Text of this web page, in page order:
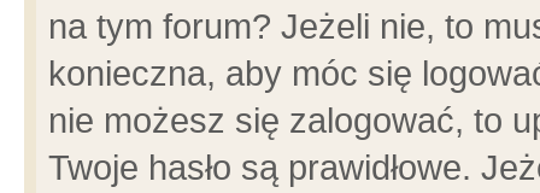
na tym forum? Jeżeli nie, to
konieczna, aby móc się
nie możesz się zalogować, to
Twoje hasło są prawidłowe.